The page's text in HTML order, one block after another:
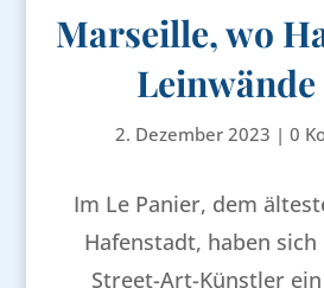
Marseille, wo
2. Dezember 2023 | 0
Im Le Panier, dem
Hafenstadt, haben
Street-Art-Künstler